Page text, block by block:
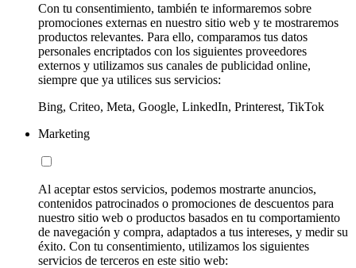
Con tu consentimiento, también te informaremos sobre
promociones externas en nuestro sitio web y te mostraremos
productos relevantes. Para ello, comparamos tus datos
personales encriptados con los siguientes proveedores
externos y utilizamos sus canales de publicidad online,
siempre que ya utilices sus servicios:
Bing, Criteo, Meta, Google, LinkedIn, Printerest, TikTok
Marketing
Al aceptar estos servicios, podemos mostrarte anuncios,
contenidos patrocinados o promociones de descuentos para
nuestro sitio web o productos basados en tu comportamiento
de navegación y compra, adaptados a tus intereses, y medir su
éxito. Con tu consentimiento, utilizamos los siguientes
servicios de terceros en este sitio web: